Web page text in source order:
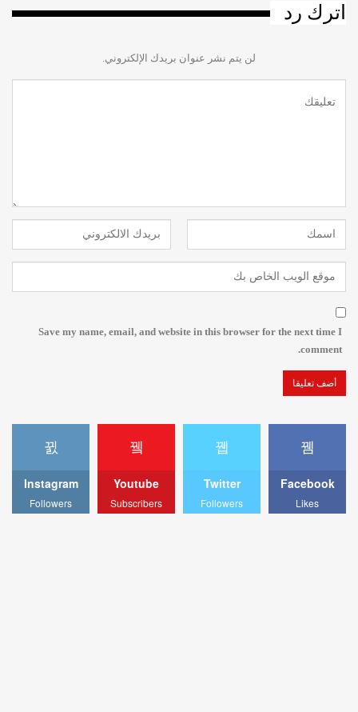
اترك رد
لن يتم نشر عنوان بريدك الإلكتروني.
Save my name, email, and website in this browser for the next time I
comment.
Facebook
Likes
Twitter
Followers
Youtube
Subscribers
Instagram
Followers